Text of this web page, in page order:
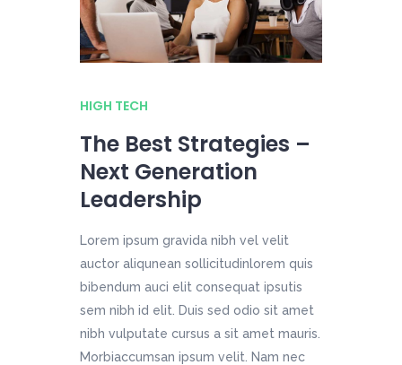
HIGH TECH
The Best Strategies –
Next Generation
Leadership
Lorem ipsum gravida nibh vel velit
auctor aliqunean sollicitudinlorem quis
bibendum auci elit consequat ipsutis
sem nibh id elit. Duis sed odio sit amet
nibh vulputate cursus a sit amet mauris.
Morbiaccumsan ipsum velit. Nam nec